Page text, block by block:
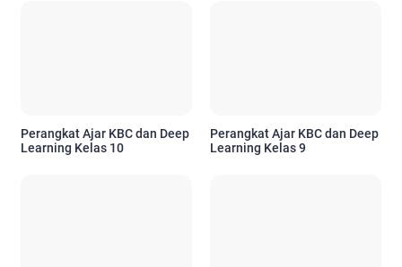
Perangkat Ajar KBC dan Deep
Learning Kelas 10
Perangkat Ajar KBC dan Deep
Learning Kelas 9